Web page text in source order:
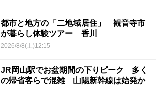
都市と地方の「二地域居住」 観音寺市
が暮らし体験ツアー 香川
2026/8/8(土)12:15
JR岡山駅でお盆期間の下りピーク 多く
の帰省客らで混雑 山陽新幹線は始発か